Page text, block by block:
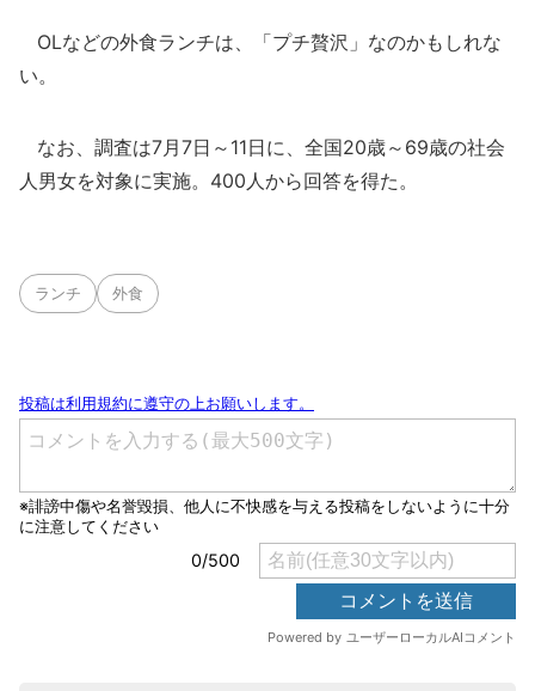
OLなどの外食ランチは、「プチ贅沢」なのかもしれな
い。
なお、調査は7月7日～11日に、全国20歳～69歳の社会
人男女を対象に実施。400人から回答を得た。
ランチ 外食